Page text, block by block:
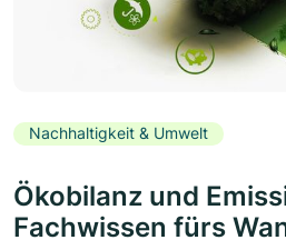
Nachhaltigkeit & Umwelt
Ökobilanz und
Fachwissen fürs